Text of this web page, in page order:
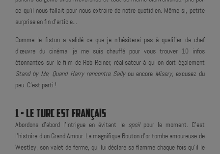
ce qu'il nous fallait pour nous extraire de notre quotidien. Même si, petite
surprise en fin d'article...
Comme le fiston a validé ce que je n'hésiterai pas à qualifier de chef
d’œuvre du cinéma, je me suis chauffé pour vous trouver 10 infos
étonnantes sur le film de Rob Reiner, réalisateur à qui on doit également
Stand by Me, Quand Harry rencontre Sallyou encore Misery, excusez du
peu. C'est parti !
1 - LE TURC EST FRANÇAIS
Abordons d'abord l'intrigue en évitant le spoilpour le moment. C'est
l'histoire d'un Grand Amour. La magnifique Bouton d'or tombe amoureuse de
Westley, son valet de ferme, qui lui déclare sa flamme chaque fois qu'il le